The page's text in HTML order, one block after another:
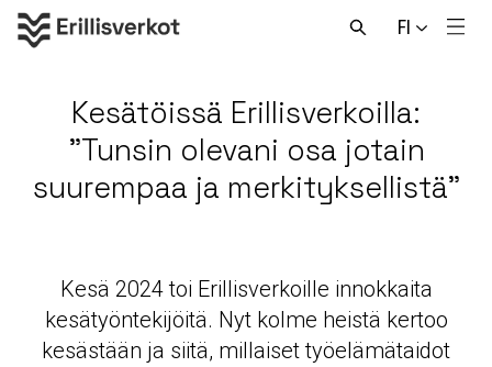
FI
Avaa
Kesätöissä Erillisverkoilla:
”Tunsin olevani osa jotain
suurempaa ja merkityksellistä”
Kesä 2024 toi Erillisverkoille innokkaita
kesätyöntekijöitä. Nyt kolme heistä kertoo
kesästään ja siitä, millaiset työelämätaidot